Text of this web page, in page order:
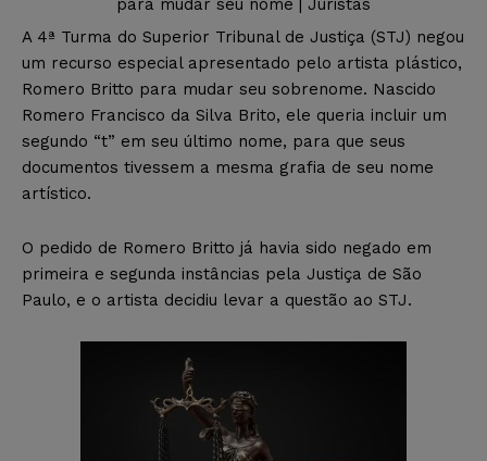
A 4ª Turma do Superior Tribunal de Justiça (STJ) negou
um recurso especial apresentado pelo artista plástico,
Romero Britto para mudar seu sobrenome. Nascido
Romero Francisco da Silva Brito, ele queria incluir um
segundo “t” em seu último nome, para que seus
documentos tivessem a mesma grafia de seu nome
artístico.
O pedido de Romero Britto já havia sido negado em
primeira e segunda instâncias pela Justiça de São
Paulo, e o artista decidiu levar a questão ao STJ.